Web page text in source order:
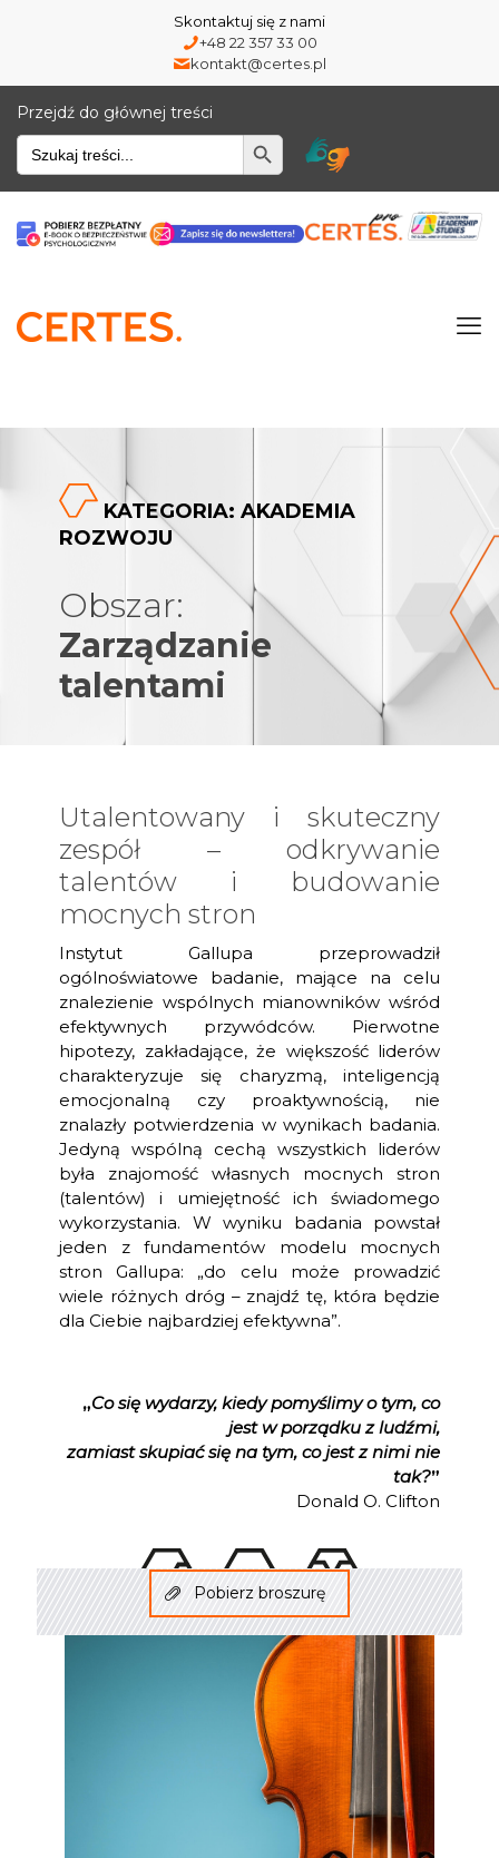
Skontaktuj się z nami
+48 22 357 33 00
kontakt@certes.pl
Przejdź do głównej treści
Wyszukiwarka
KATEGORIA: AKADEMIA
ROZWOJU
Obszar:
Zarządzanie
talentami
Utalentowany i skuteczny
zespół – odkrywanie
talentów i budowanie
mocnych stron
Instytut Gallupa przeprowadził
ogólnoświatowe badanie, mające na celu
znalezienie wspólnych mianowników wśród
efektywnych przywódców. Pierwotne
hipotezy, zakładające, że większość liderów
charakteryzuje się charyzmą, inteligencją
emocjonalną czy proaktywnością, nie
znalazły potwierdzenia w wynikach badania.
Jedyną wspólną cechą wszystkich liderów
była znajomość własnych mocnych stron
(talentów) i umiejętność ich świadomego
wykorzystania. W wyniku badania powstał
jeden z fundamentów modelu mocnych
stron Gallupa: „do celu może prowadzić
wiele różnych dróg – znajdź tę, która będzie
dla Ciebie najbardziej efektywna”.
„Co się wydarzy, kiedy pomyślimy o tym, co
jest w porządku z ludźmi,
zamiast skupiać się na tym, co jest z nimi nie
tak?”
Donald O. Clifton
Pobierz broszurę